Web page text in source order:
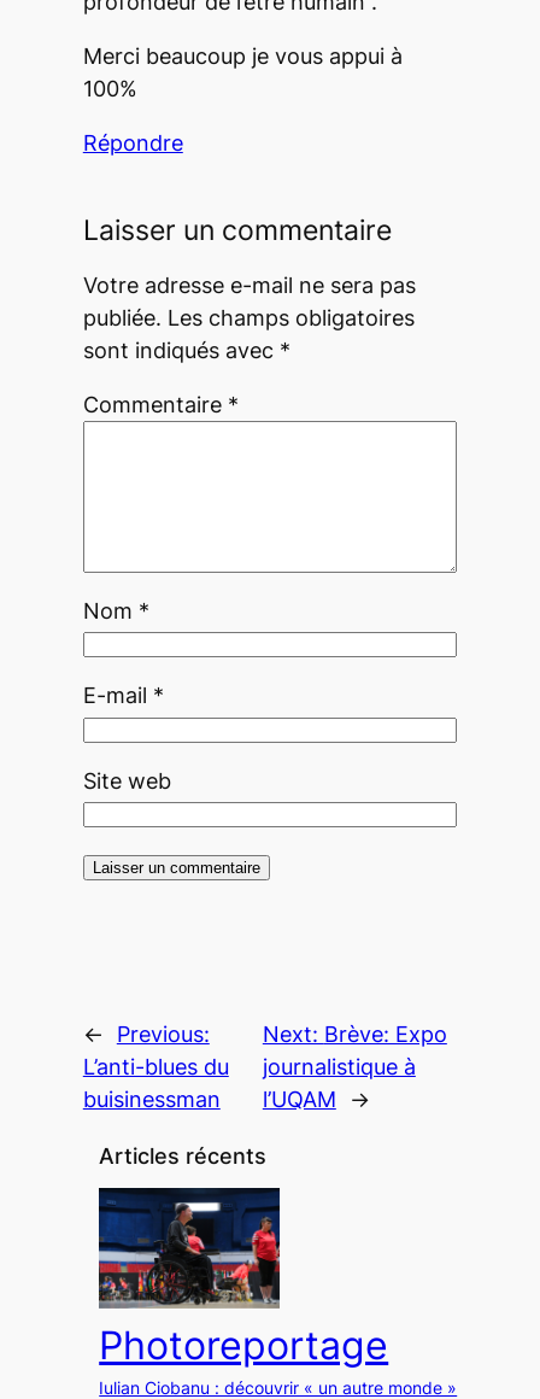
Merci beaucoup je vous appui à
100%
Répondre
Laisser un commentaire
Votre adresse e-mail ne sera pas
publiée. Les champs obligatoires
sont indiqués avec *
Commentaire *
Nom *
E-mail *
Site web
←
Previous:
L’anti-blues du
buisinessman
Next: Brève: Expo
journalistique à
l’UQAM
→
Articles récents
Photoreportage
Iulian Ciobanu : découvrir « un autre monde »